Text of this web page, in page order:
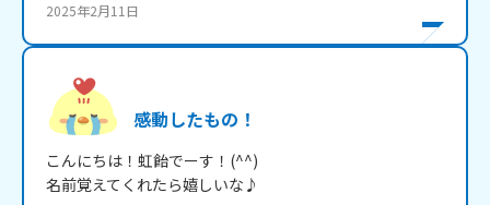
2025年2月11日
感動したもの！
こんにちは！虹飴でーす！(^^)
名前覚えてくれたら嬉しいな♪